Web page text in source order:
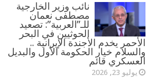
نائب وزير الخارجية
مصطفى نعمان
للـ”العربية”: تصعيد
الحوثيين في البحر
الأحمر يخدم الأجندة الإيرانية ..
والسلام خيار الحكومة الأول والبديل
العسكري قائم
يوليو 23, 2026